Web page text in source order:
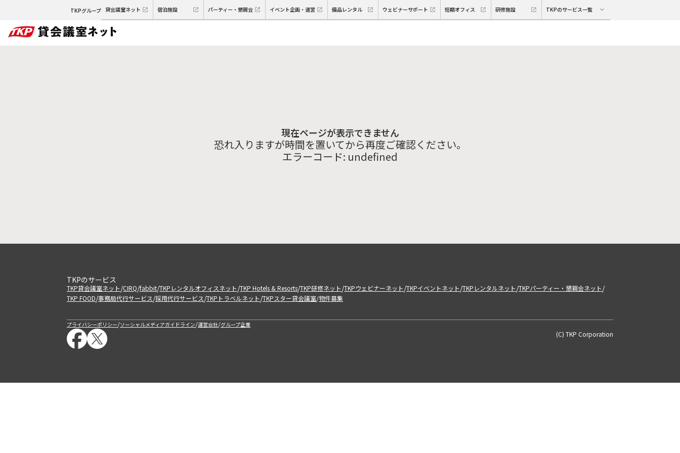
TKPグループ 貸会議室ネット 宿泊施設 パーティー・懇親会 イベント企画・運営 備品レンタル ウェビナーサポート 短期オフィス 研修施設 TKPのサービス一覧
現在ページが表示できません
恐れ入りますが時間を置いてから再度ご確認ください。
エラーコード: undefined
TKPのサービス
TKP貸会議室ネット/CIRQ/fabbit/TKPレンタルオフィスネット/TKP Hotels & Resorts/TKP研修ネット/TKPウェビナーネット/TKPイベントネット/TKPレンタルネット/TKPパーティー・懇親会ネット/
TKP FOOD/事務局代行サービス/採用代行サービス/TKPトラベルネット/TKPスター貸会議室/物件募集
プライバシーポリシー/ソーシャルメディアガイドライン/運営会社/グループ企業
(C) TKP Corporation